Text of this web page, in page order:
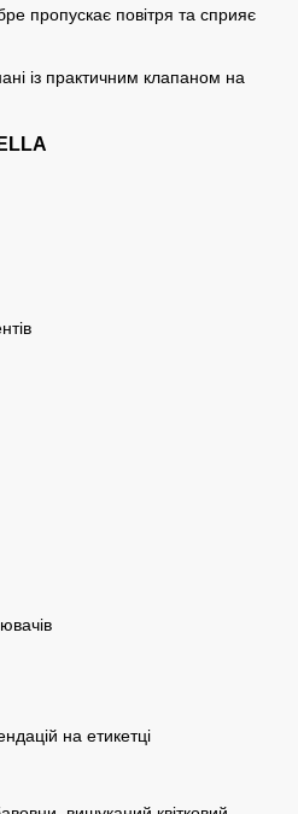
пропускає повітря та сприяє
із практичним клапаном на
на етикетці